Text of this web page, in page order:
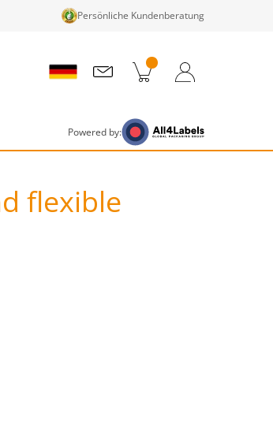
Persönliche Kundenberatung
Powered by:
flexible